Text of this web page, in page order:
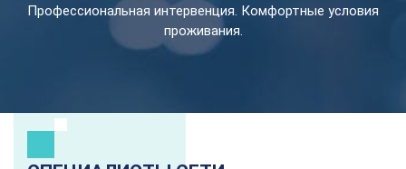
Профессиональная интервенция. Комфортные условия
проживания.